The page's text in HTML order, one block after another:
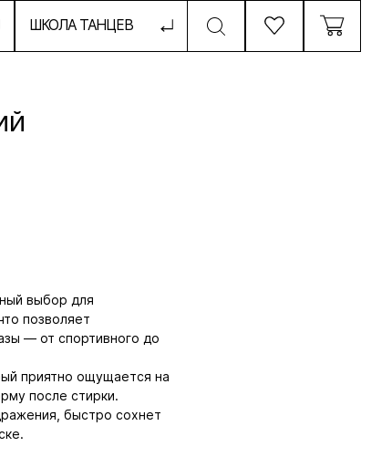
выбор для
позволяет
— от спортивного до
приятно ощущается на
после стирки.
быстро сохнет